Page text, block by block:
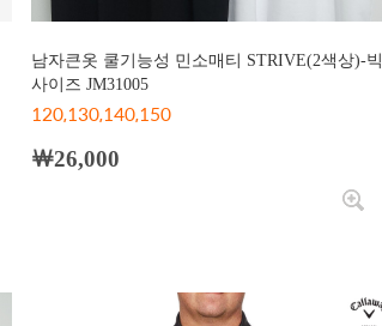
남자큰옷 쿨기능성 민소매티 STRIVE(2색상)-빅
사이즈 JM31005
120,130,140,150
￦26,000